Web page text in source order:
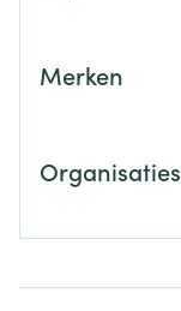
Merken
Organisaties